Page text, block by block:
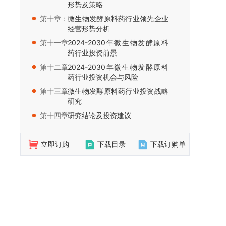
形势及策略
第十章：微生物发酵原料药行业领先企业
经营形势分析
第十一章：2024-2030年微生物发酵原料
药行业投资前景
第十二章：2024-2030年微生物发酵原料
药行业投资机会与风险
第十三章：微生物发酵原料药行业投资战略
研究
第十四章：研究结论及投资建议
立即订购 下载目录 下载订购单